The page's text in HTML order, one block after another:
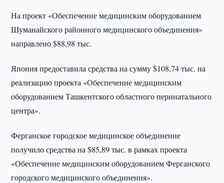
На проект «Обеспечение медицинским оборудованием
Шуманайского районного медицинского объединения»
направлено $88,98 тыс.
Япония предоставила средства на сумму $108,74 тыс. на
реализацию проекта «Обеспечение медицинским
оборудованием Ташкентского областного перинатального
центра».
Ферганское городское медицинское объединение
получило средства на $85,89 тыс. в рамках проекта
«Обеспечение медицинским оборудованием Ферганского
городского медицинского объединения».